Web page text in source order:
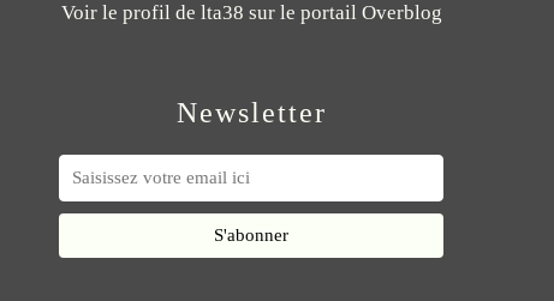
Newsletter
Voir le profil de lta38 sur le portail Overblog